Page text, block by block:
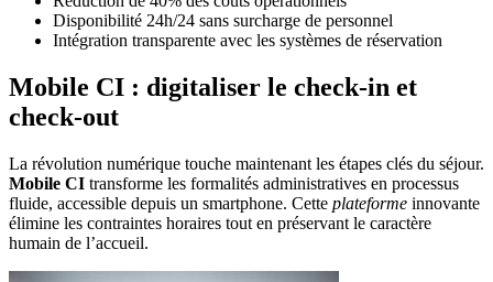
Disponibilité 24h/24 sans surcharge de personnel
Intégration transparente avec les systèmes de réservation
Mobile CI : digitaliser le check-in et
check-out
La révolution numérique touche maintenant les étapes clés du séjour.
Mobile CI transforme les formalités administratives en processus
fluide, accessible depuis un smartphone. Cette plateforme innovante
élimine les contraintes horaires tout en préservant le caractère
humain de l’accueil.